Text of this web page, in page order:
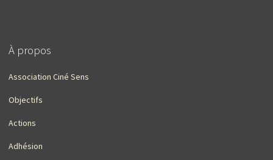
À propos
Association Ciné Sens
Objectifs
Actions
Adhésion